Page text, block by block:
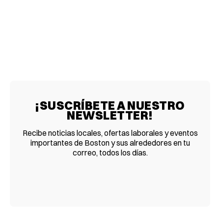
¡SUSCRÍBETE A NUESTRO
NEWSLETTER!
Recibe noticias locales, ofertas laborales y eventos
importantes de Boston y sus alrededores en tu
correo, todos los días.